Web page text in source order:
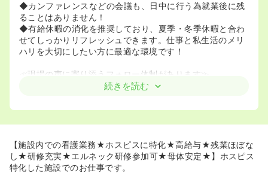
◆カンファレンスなどの会議も、日中に行う為就業後に残
ることはありません！
◆有給休暇の消化を推奨しており、夏季・冬季休暇と合わ
せてしっかりリフレッシュできます。仕事と私生活のメリ
ハリを大切にしたい方に最適な環境です！
≪現場の声に寄り添うフォロー体制があります≫
◆入職後3ヶ月前後の個人面談では、悩みだけでなく「や
す。現場の声を大切にし、協力して実現させていく風通し
ベッドを配置してそのまま移動できる設計にするなど、利
用者様とスタッフ双方の負担を軽減する工夫が随所に施さ
れています。
続きを読む
【施設内での看護業務★ホスピスに特化★高給与★残業ほぼな
し★研修充実★エルネック研修参加可★母体安定★】ホスピス
特化した施設でのお仕事です。